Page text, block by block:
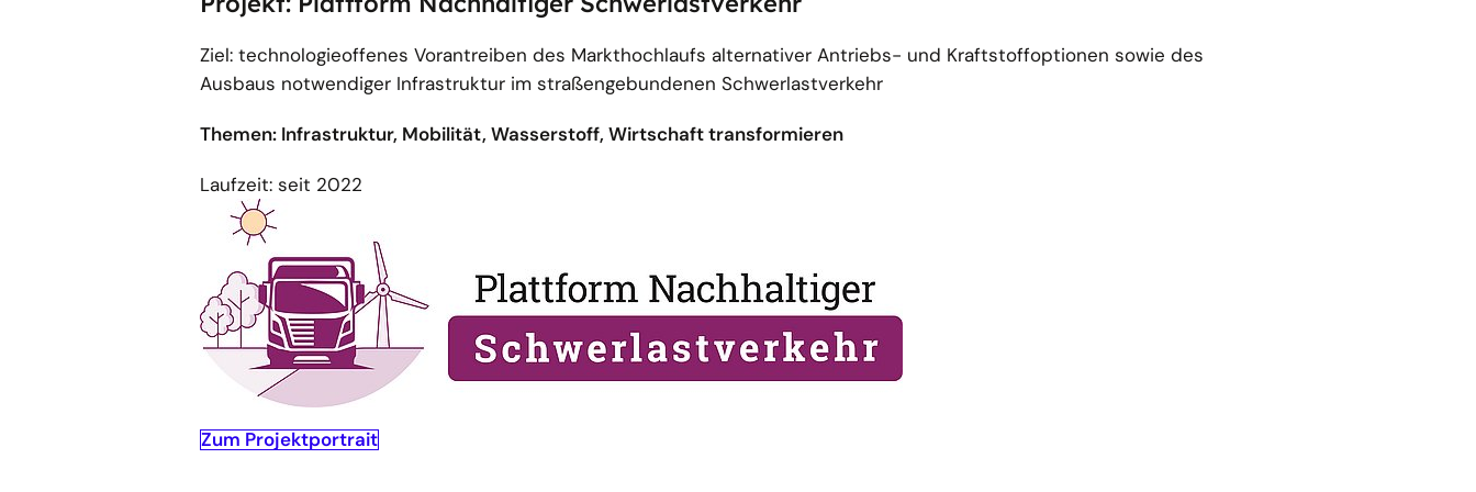
Ziel: technologieoffenes Vorantreiben des Markthochlaufs alternativer Antriebs- und Kraftstoffoptionen sowie des
Ausbaus notwendiger Infrastruktur im straßengebundenen Schwerlastverkehr
Themen: Infrastruktur, Mobilität, Wasserstoff, Wirtschaft transformieren
Laufzeit: seit 2022
Zum Projektportrait